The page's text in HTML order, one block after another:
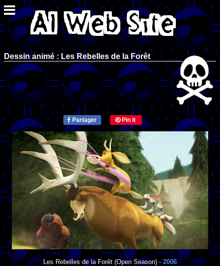
Dessin animé : Les Rebelles de la Forêt
Partager Pin it
Les Rebelles de la Forêt (Open Season) - 2006